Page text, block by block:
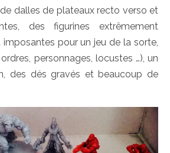
dalles de plateaux recto verso et
des figurines extrêmement
pour un jeu de la sorte,
personnages, locustes …), un
des dés gravés et beaucoup de